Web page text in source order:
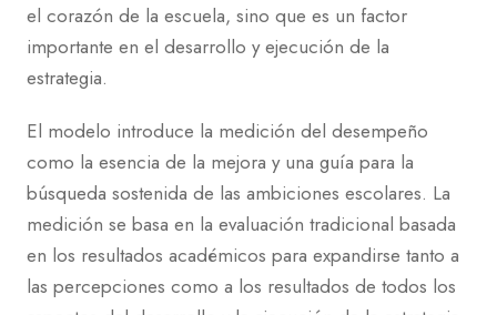
el corazón de la escuela, sino que es un factor
importante en el desarrollo y ejecución de la
estrategia.
El modelo introduce la medición del desempeño
como la esencia de la mejora y una guía para la
búsqueda sostenida de las ambiciones escolares. La
medición se basa en la evaluación tradicional basada
en los resultados académicos para expandirse tanto a
las percepciones como a los resultados de todos los